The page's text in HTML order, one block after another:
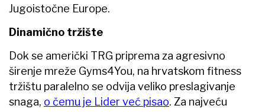
Jugoistočne Europe.
Dinamično tržište
Dok se američki TRG priprema za agresivno
širenje mreže Gyms4You, na hrvatskom fitness
tržištu paralelno se odvija veliko preslagivanje
snaga, o čemu je Lider već pisao. Za najveću